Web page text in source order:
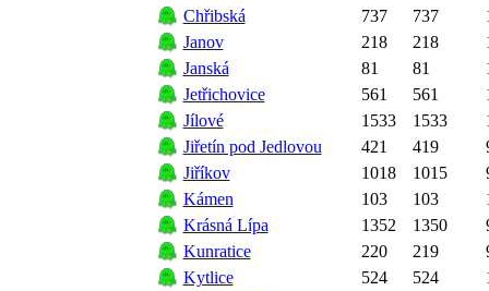
Chřibská
737 737
Janov
218 218
Janská
81 81
Jetřichovice
561 561
Jílové
1533 1533
Jiřetín pod Jedlovou
421 419
Jiříkov
1018 1015
Kámen
103 103
Krásná Lípa
1352 1350
Kunratice
220 219
Kytlice
524 524